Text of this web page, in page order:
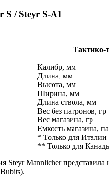
S / Steyr S-A1
Тактико-
Калибр, мм
Длина, мм
Высота, мм
Ширина, мм
Длина ствола, мм
Вес без патронов, гр
Вес магазина, гр
Емкость магазина,
* Только для Италии
** Только для
Steyr Mannlicher